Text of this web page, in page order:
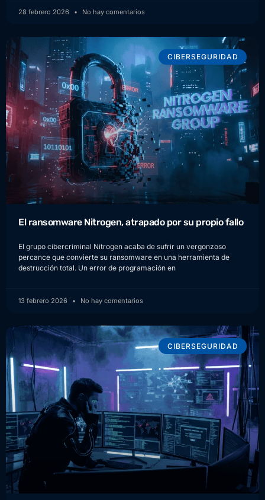
28 febrero 2026 No hay comentarios
CIBERSEGURIDAD
El ransomware Nitrogen, atrapado por su propio fallo
El grupo cibercriminal Nitrogen acaba de sufrir un vergonzoso
percance que convierte su ransomware en una herramienta de
destrucción total. Un error de programación en
13 febrero 2026 No hay comentarios
CIBERSEGURIDAD